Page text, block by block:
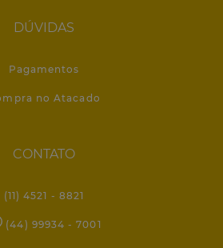
DÚVIDAS
Pagamentos
no Atacado
CONTATO
(11) 4521 - 8821
(44) 99934 - 7001